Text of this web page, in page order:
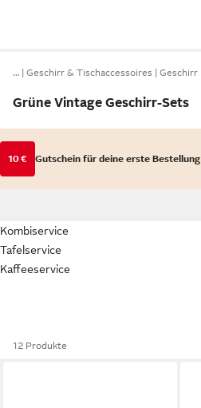
… Geschirr & Tischaccessoires Geschirr
Grüne Vintage Geschirr-Sets
10 € Gutschein für deine erste Bestellung
Kombiservice
Tafelservice
Kaffeeservice
12 Produkte